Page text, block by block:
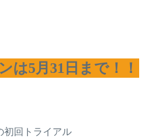
は5月31日まで！！
初回トライアル